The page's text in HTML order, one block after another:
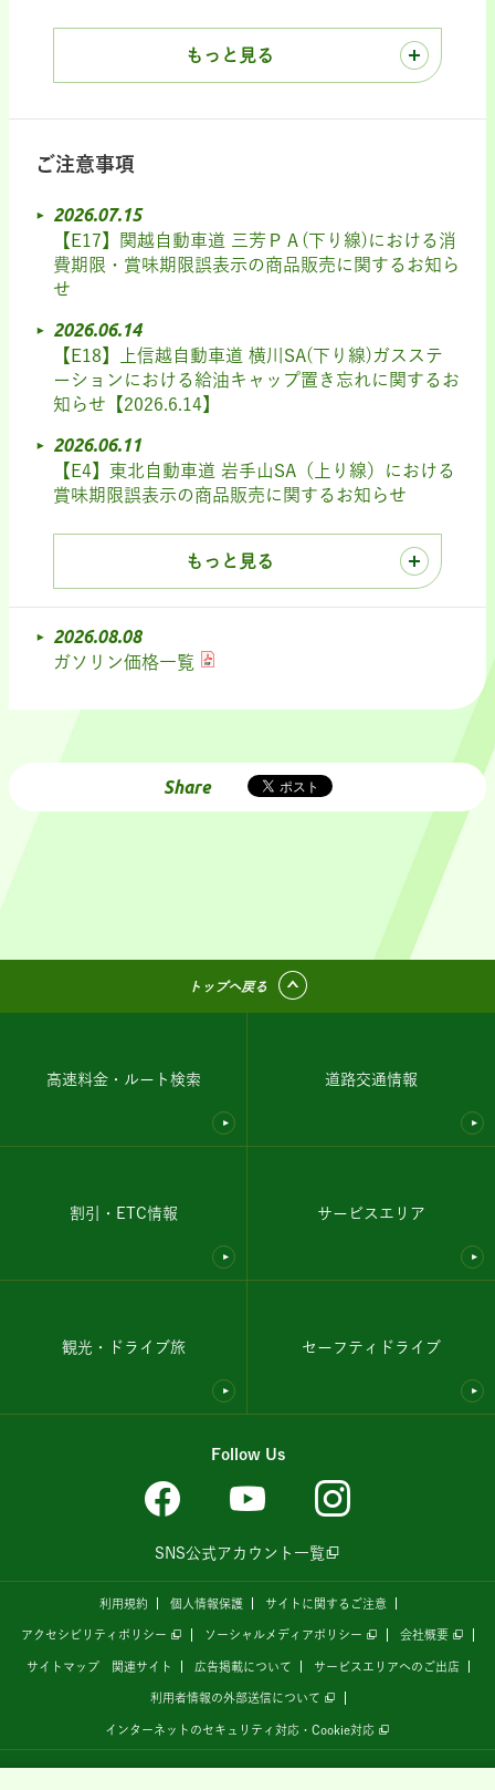
もっと見る
ご注意事項
2026.07.15
【E17】関越自動車道 三芳ＰＡ(下り線)における消
費期限・賞味期限誤表示の商品販売に関するお知ら
せ
2026.06.14
【E18】上信越自動車道 横川SA(下り線)ガスステ
ーションにおける給油キャップ置き忘れに関するお
知らせ【2026.6.14】
2026.06.11
【E4】東北自動車道 岩手山SA（上り線）における
賞味期限誤表示の商品販売に関するお知らせ
もっと見る
2026.08.08
ガソリン価格一覧
Share
トップへ戻る
高速料金・ルート検索 道路交通情報
割引・ETC情報 サービスエリア
観光・ドライブ旅 セーフティドライブ
Follow Us
SNS公式アカウント一覧
利用規約 個人情報保護 サイトに関するご注意
アクセシビリティポリシー ソーシャルメディアポリシー 会社概要
サイトマップ 関連サイト 広告掲載について サービスエリアへのご出店
利用者情報の外部送信について
インターネットのセキュリティ対応・Cookie対応